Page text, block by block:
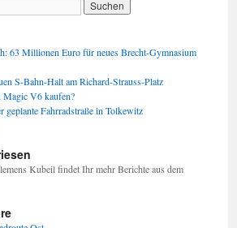
63 Millionen Euro für neues Brecht-Gymnasium
S-Bahn-Halt am Richard-Strauss-Platz
V6 kaufen?
geplante Fahrradstraße in Tolkewitz
Kubeil findet Ihr mehr Berichte aus dem